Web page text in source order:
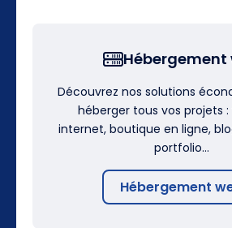
Hébergement
Découvrez nos solutions
héberger tous vos projets
internet, boutique en ligne,
portfolio…
Hébergement